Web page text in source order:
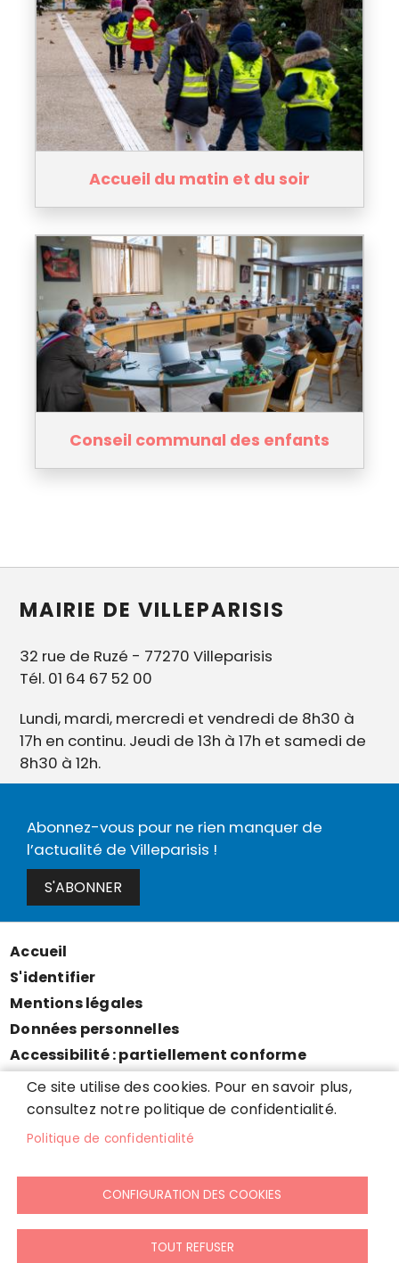
Accueil du matin et du soir
Conseil communal des enfants
MAIRIE DE VILLEPARISIS
32 rue de Ruzé - 77270 Villeparisis
Tél. 01 64 67 52 00
Lundi, mardi, mercredi et vendredi de 8h30 à
17h en continu. Jeudi de 13h à 17h et samedi de
8h30 à 12h.
Abonnez-vous pour ne rien manquer de
l’actualité de Villeparisis !
S'ABONNER
Menu
Pied
de
page
Accueil
S'identifier
Mentions légales
Données personnelles
Accessibilité : partiellement conforme
Cookies
Contact
Presse
Ce site utilise des cookies. Pour en savoir plus,
consultez notre politique de confidentialité.
Politique de confidentialité
CONFIGURATION DES COOKIES
TOUT REFUSER